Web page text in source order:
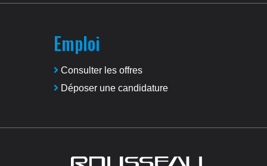
Emploi
Consulter les offres
Déposer une candidature